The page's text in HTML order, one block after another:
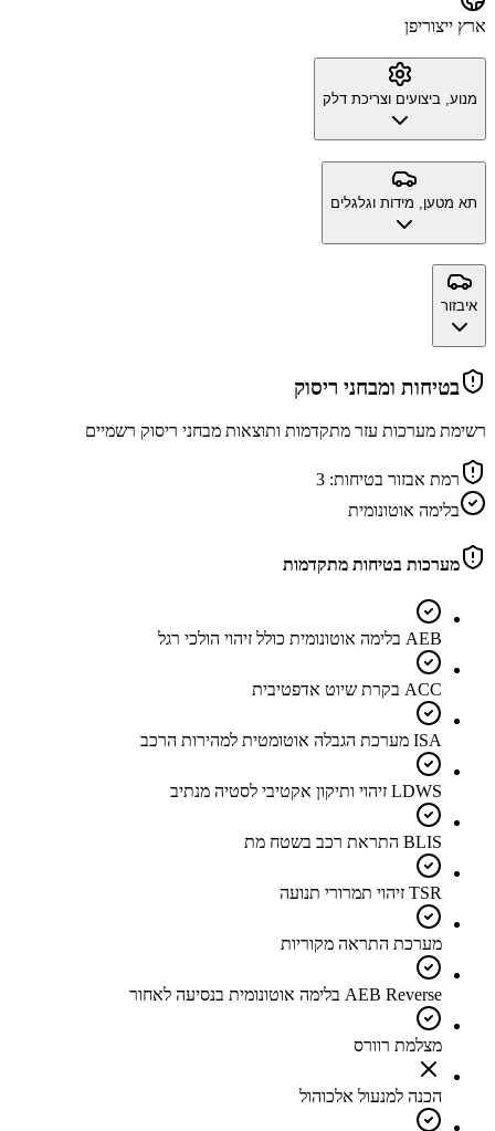
ארץ ייצוריפן
מנוע, ביצועים וצריכת דלק
תא מטען, מידות וגלגלים
איבזור
בטיחות ומבחני ריסוק
רשימת מערכות עזר מתקדמות ותוצאות מבחני ריסוק רשמיים
רמת אבזור בטיחות: 3
בלימה אוטונומית
מערכות בטיחות מתקדמות
AEB בלימה אוטונומית כולל זיהוי הולכי רגל
ACC בקרת שיוט אדפטיבית
ISA מערכת הגבלה אוטומטית למהירות הרכב
LDWS זיהוי ותיקון אקטיבי לסטיה מנתיב
BLIS התראת רכב בשטח מת
TSR זיהוי תמרורי תנועה
מערכת התראה מקוריות
AEB Reverse בלימה אוטונומית בנסיעה לאחור
מצלמת רוורס
הכנה למנעול אלכוהול